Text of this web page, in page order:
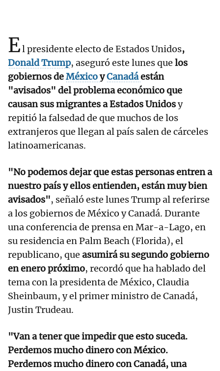
El presidente electo de Estados Unidos,
Donald Trump, aseguró este lunes que los
gobiernos deMéxicoyCanadáestán
"avisados" del problema económico que
causan sus migrantes a Estados Unidosy
repitió la falsedad de que muchos de los
extranjeros que llegan al país salen de cárceles
latinoamericanas.
"No podemos dejar que estas personas entren a
nuestro país y ellos entienden, están muy bien
avisados", señaló este lunes Trump al referirse
a los gobiernos de México y Canadá. Durante
una conferencia de prensa en Mar-a-Lago, en
su residencia en Palm Beach (Florida), el
republicano, que asumirá su segundo gobierno
en enero próximo, recordó que ha hablado del
tema con la presidenta de México, Claudia
Sheinbaum, y el primer ministro de Canadá,
Justin Trudeau.
"Van a tener que impedir que esto suceda.
Perdemos mucho dinero con México.
Perdemos mucho dinero con Canadá, una